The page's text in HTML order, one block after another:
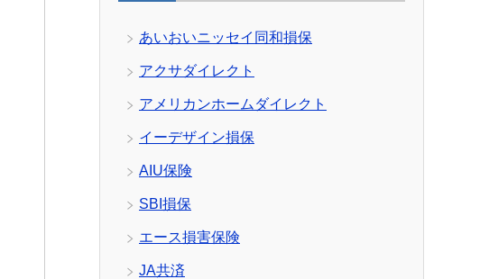
あいおいニッセイ同和損保
アクサダイレクト
アメリカンホームダイレクト
イーデザイン損保
AIU保険
SBI損保
エース損害保険
JA共済